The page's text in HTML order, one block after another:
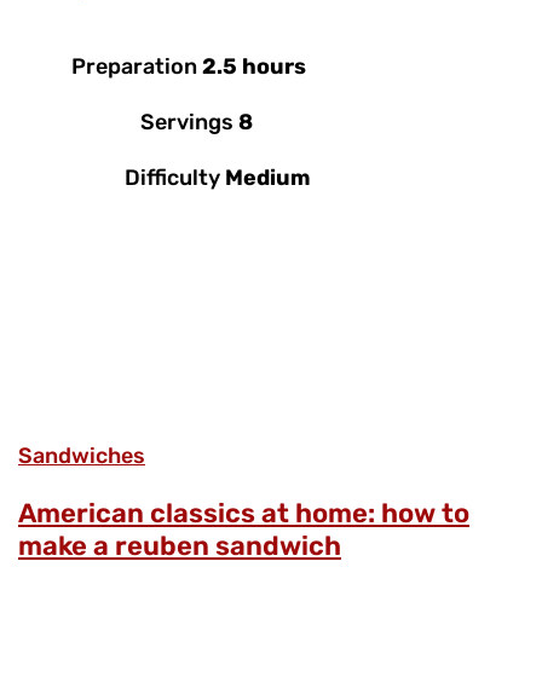
Preparation2.5 hours
Servings 8
Difficulty Medium
Sandwiches
American classics at home: how to
make a reuben sandwich